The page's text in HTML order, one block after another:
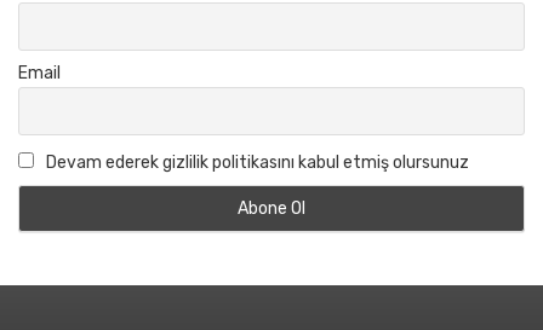
Email
Devam ederek gizlilik politikasını kabul etmiş olursunuz